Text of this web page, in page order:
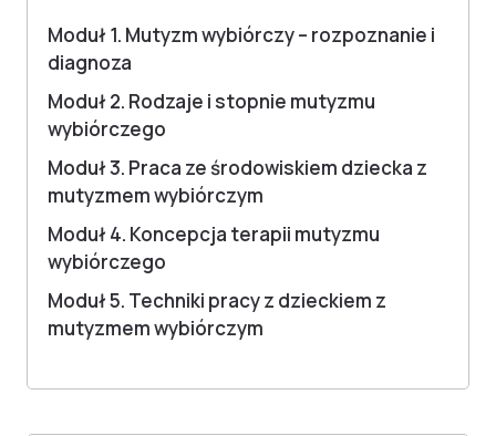
Moduł 1. Mutyzm wybiórczy – rozpoznanie i
diagnoza
Moduł 2. Rodzaje i stopnie mutyzmu
wybiórczego
Moduł 3. Praca ze środowiskiem dziecka z
mutyzmem wybiórczym
Moduł 4. Koncepcja terapii mutyzmu
wybiórczego
Moduł 5. Techniki pracy z dzieckiem z
mutyzmem wybiórczym